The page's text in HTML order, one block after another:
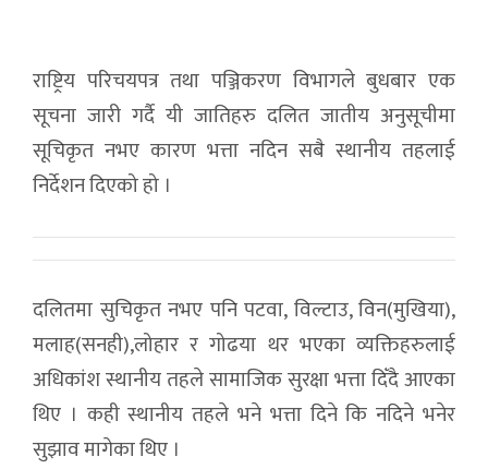
राष्ट्रिय परिचयपत्र तथा पञ्जिकरण विभागले बुधबार एक
सूचना जारी गर्दै यी जातिहरु दलित जातीय अनुसूचीमा
सूचिकृत नभए कारण भत्ता नदिन सबै स्थानीय तहलाई
निर्देशन दिएको हो ।
दलितमा सुचिकृत नभए पनि पटवा, विल्टाउ, विन(मुखिया),
मलाह(सनही),लोहार र गोढया थर भएका व्यक्तिहरुलाई
अधिकांश स्थानीय तहले सामाजिक सुरक्षा भत्ता दिँदै आएका
थिए । कही स्थानीय तहले भने भत्ता दिने कि नदिने भनेर
सुझाव मागेका थिए ।